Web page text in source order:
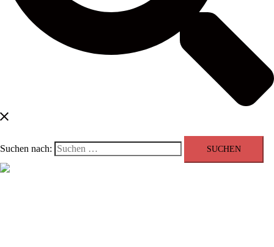
Suchen nach: